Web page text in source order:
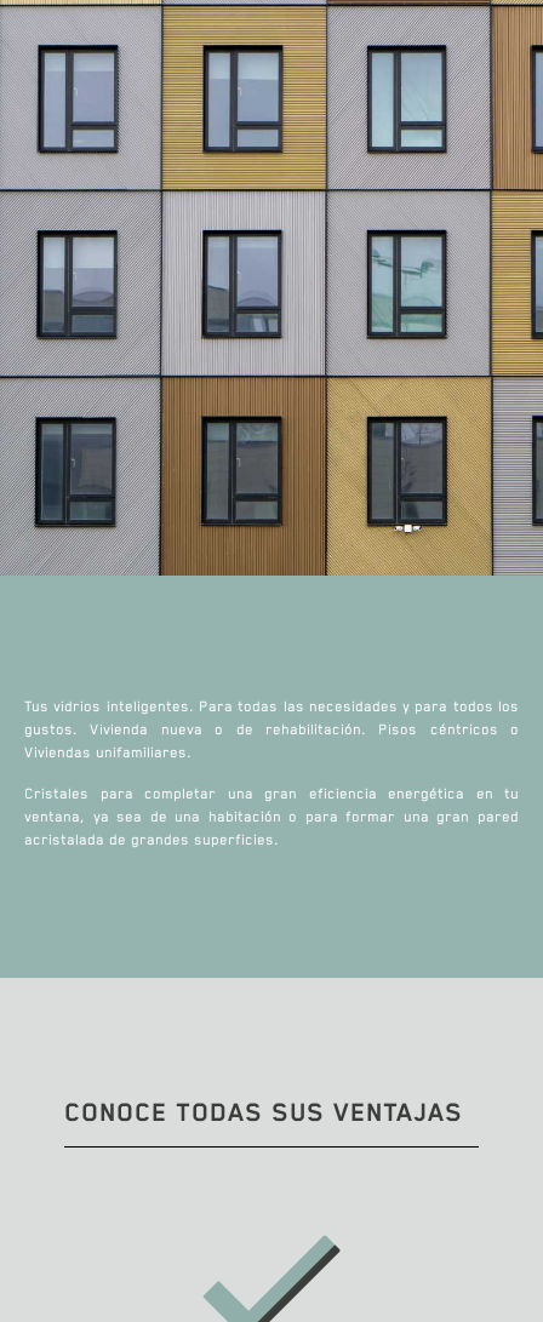
Tus vidrios inteligentes. Para todas las necesidades y para todos los
gustos. Vivienda nueva o de rehabilitación. Pisos céntricos o
Viviendas unifamiliares.
Cristales para completar una gran eficiencia energética en tu
ventana, ya sea de una habitación o para formar una gran pared
acristalada de grandes superficies.
CONOCE TODAS SUS VENTAJAS